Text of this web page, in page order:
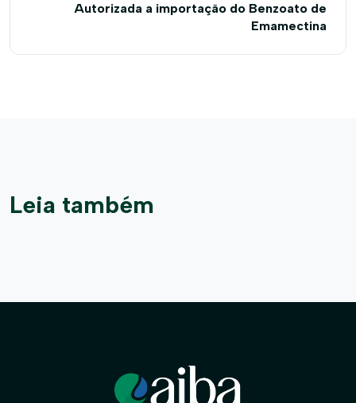
Autorizada a importação do Benzoato de
Emamectina
Leia também